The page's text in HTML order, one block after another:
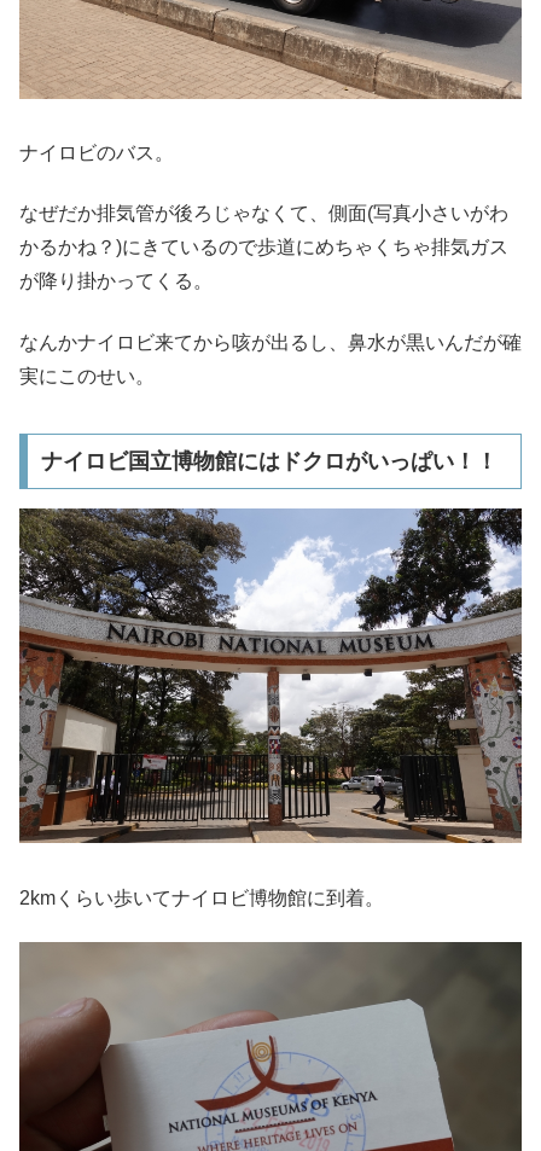
ナイロビのバス。
なぜだか排気管が後ろじゃなくて、側面(写真小さいがわ
かるかね？)にきているので歩道にめちゃくちゃ排気ガス
が降り掛かってくる。
なんかナイロビ来てから咳が出るし、鼻水が黒いんだが確
実にこのせい。
ナイロビ国立博物館にはドクロがいっぱい！！
2kmくらい歩いてナイロビ博物館に到着。